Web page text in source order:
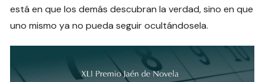
está en que los demás descubran la verdad, sino en que
uno mismo ya no pueda seguir ocultándosela.